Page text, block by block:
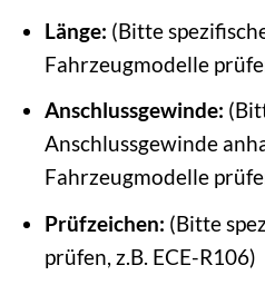
Länge: (Bitte
Fahrzeugmodelle
Anschlussgewinde:
Anschlussgewinde
Fahrzeugmodelle
Prüfzeichen: (Bitte
prüfen, z.B. ECE-R106)